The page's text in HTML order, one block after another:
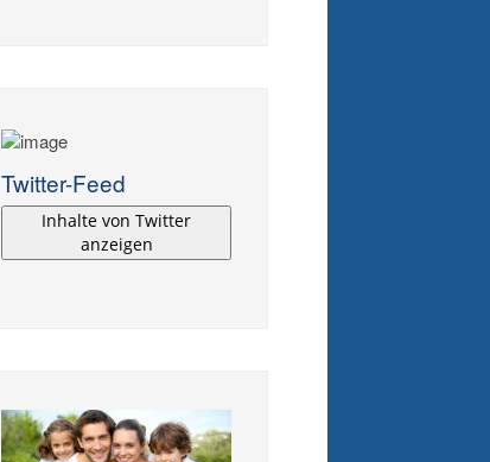
Twitter-Feed
Inhalte von Twitter
anzeigen